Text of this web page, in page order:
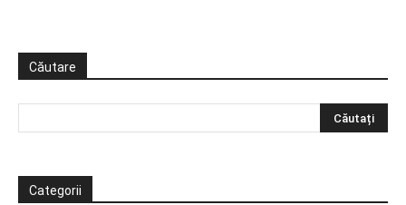
Căutare
Categorii